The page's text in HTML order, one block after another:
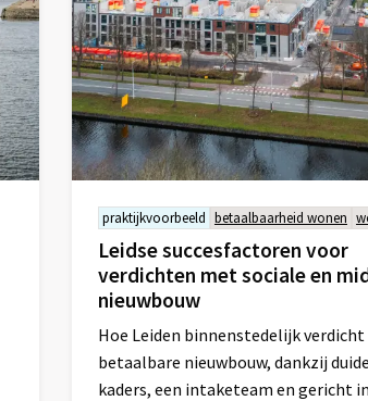
praktijkvoorbeeld betaalbaarheid wonen
Leidse succesfactoren voor
verdichten met sociale en
nieuwbouw
Hoe Leiden binnenstedelijk
betaalbare nieuwbouw, dankzij
kaders, een intaketeam en gericht